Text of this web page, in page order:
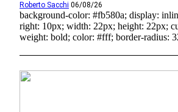
Roberto Sacchi 06/08/26
background-color: #fb580a; display:
right: 10px; width: 22px; height: 22px;
weight: bold; color: #fff; border-radius: